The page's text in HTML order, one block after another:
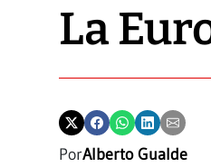
La
PorAlberto Gualde